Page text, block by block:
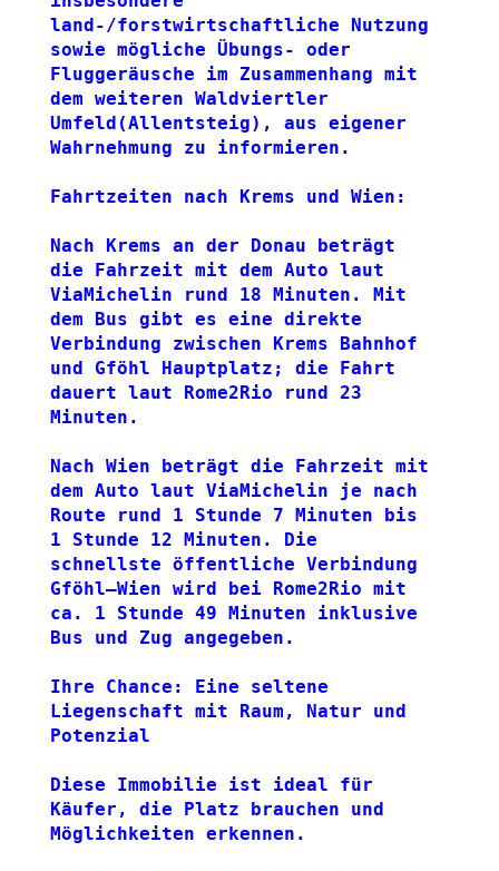
land-/forstwirtschaftliche Nutzung
sowie mögliche Übungs- oder
Fluggeräusche im Zusammenhang mit
dem weiteren Waldviertler
Umfeld(Allentsteig), aus eigener
Wahrnehmung zu informieren.
Fahrtzeiten nach Krems und Wien:
Nach Krems an der Donau beträgt
die Fahrzeit mit dem Auto laut
ViaMichelin rund 18 Minuten. Mit
dem Bus gibt es eine direkte
Verbindung zwischen Krems Bahnhof
und Gföhl Hauptplatz; die Fahrt
dauert laut Rome2Rio rund 23
Minuten.
Nach Wien beträgt die Fahrzeit mit
dem Auto laut ViaMichelin je nach
Route rund 1 Stunde 7 Minuten bis
1 Stunde 12 Minuten. Die
schnellste öffentliche Verbindung
Gföhl–Wien wird bei Rome2Rio mit
ca. 1 Stunde 49 Minuten inklusive
Bus und Zug angegeben.
Ihre Chance: Eine seltene
Liegenschaft mit Raum, Natur und
Potenzial
Diese Immobilie ist ideal für
Käufer, die Platz brauchen und
Möglichkeiten erkennen.